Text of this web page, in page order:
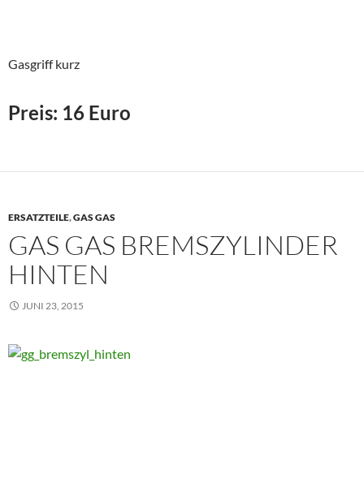
Gasgriff kurz
Preis: 16 Euro
ERSATZTEILE,GAS GAS
GAS GAS BREMSZYLINDER
HINTEN
JUNI 23, 2015